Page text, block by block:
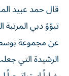
قال حمد عبيد
تبوّؤ دبي المرتبة
عن مجموعة
الرشيدة التي